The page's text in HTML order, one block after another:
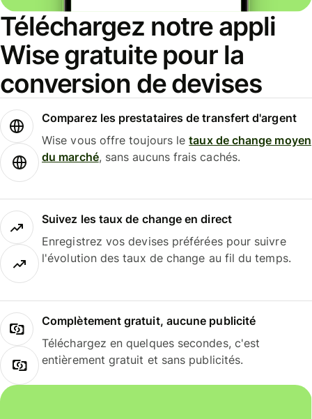
Téléchargez notre appli
Wise gratuite pour la
conversion de devises
Comparez les prestataires de transfert d'argent
Wise vous offre toujours letaux de change moyen
du marché, sans aucuns frais cachés.
Suivez les taux de change en direct
Enregistrez vos devises préférées pour suivre
l'évolution des taux de change au fil du temps.
Complètement gratuit, aucune publicité
Téléchargez en quelques secondes, c'est
entièrement gratuit et sans publicités.